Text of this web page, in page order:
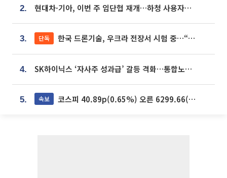
2. 현대차·기아, 이번 주 임단협 재개…하청 사용자성 재심도 ‘변수’
3. 단독 한국 드론기술, 우크라 전장서 시험 중…“스타트업 여러 곳 참여”
4. SK하이닉스 ‘자사주 성과급’ 갈등 격화…통합노조 출범 움직임
5. 속보 코스피 40.89p(0.65%) 오른 6299.66(마감)